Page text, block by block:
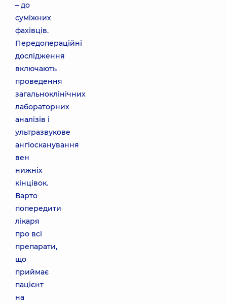
– до
суміжних
фахівців.
Передопераційні
дослідження
включають
проведення
загальноклінічних
лабораторних
аналізів і
ультразвукове
ангіосканування
вен
нижніх
кінцівок.
Варто
попередити
лікаря
про всі
препарати,
що
приймає
пацієнт
на